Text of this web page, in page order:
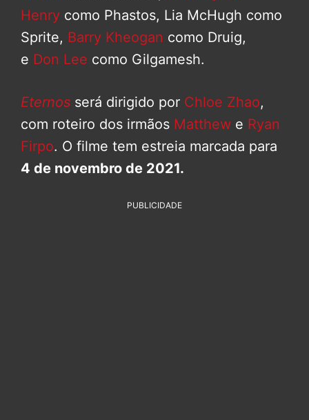
Henry como Phastos, Lia McHugh como
Sprite, Barry Kheogan como Druig,
e Don Lee como Gilgamesh.
Eternos será dirigido por Chloe Zhao,
com roteiro dos irmãos Matthew e Ryan
Firpo. O filme tem estreia marcada para
4 de novembro de 2021.
PUBLICIDADE